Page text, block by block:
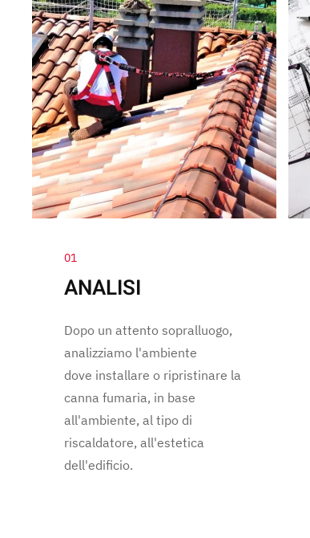
01
ANALISI
Dopo un attento sopralluogo,
analizziamo l'ambiente
dove installare o ripristinare la
canna fumaria, in base
all'ambiente, al tipo di
riscaldatore, all'estetica
dell'edificio.